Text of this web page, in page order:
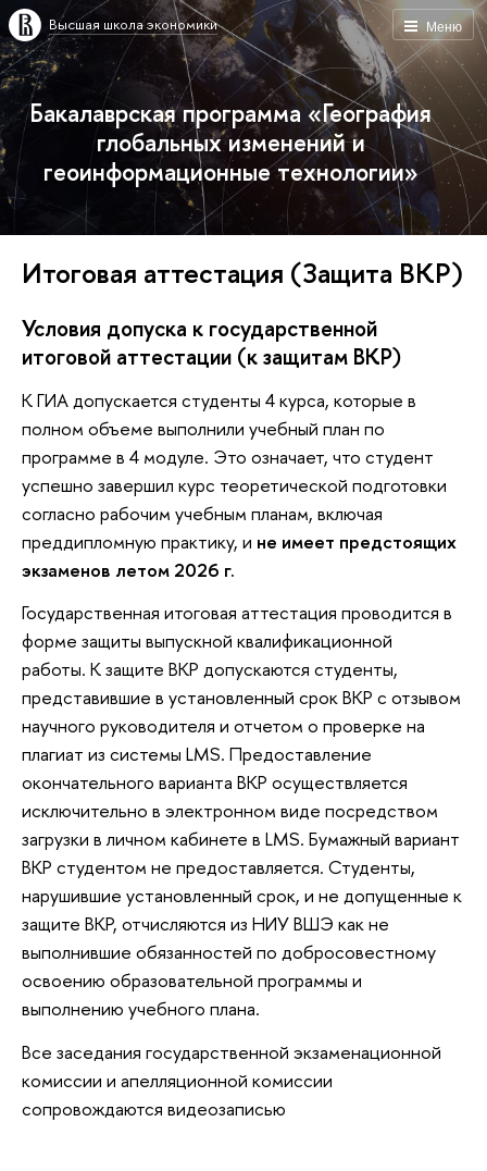
Меню
Высшая школа экономики
Бакалаврская программа «География
глобальных изменений и
геоинформационные технологии»
Итоговая аттестация (Защита ВКР)
Условия допуска к государственной
итоговой аттестации (к защитам ВКР)
К ГИА допускается студенты 4 курса, которые в
полном объеме выполнили учебный план по
программе в 4 модуле. Это означает, что студент
успешно завершил курс теоретической подготовки
согласно рабочим учебным планам, включая
преддипломную практику, и не имеет предстоящих
экзаменов летом 2026 г.
Государственная итоговая аттестация проводится в
форме защиты выпускной квалификационной
работы. К защите ВКР допускаются студенты,
представившие в установленный срок ВКР с отзывом
научного руководителя и отчетом о проверке на
плагиат из системы LMS. Предоставление
окончательного варианта ВКР осуществляется
исключительно в электронном виде посредством
загрузки в личном кабинете в LMS. Бумажный вариант
ВКР студентом не предоставляется. Студенты,
нарушившие установленный срок, и не допущенные к
защите ВКР, отчисляются из НИУ ВШЭ как не
выполнившие обязанностей по добросовестному
освоению образовательной программы и
выполнению учебного плана.
Все заседания государственной экзаменационной
комиссии и апелляционной комиссии
сопровождаются видеозаписью